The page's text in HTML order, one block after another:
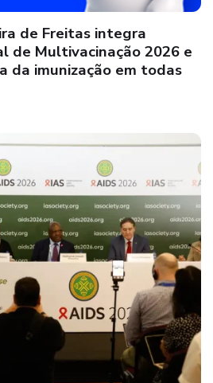
de Freitas integra
de Multivacinação 2026 e
da imunização em todas